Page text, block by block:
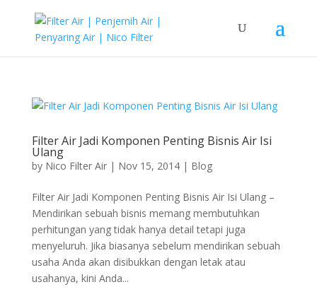
Filter Air Jadi Komponen Penting Bisnis Air Isi
Ulang
by Nico Filter Air| Nov 15, 2014| Blog
Filter Air Jadi Komponen Penting Bisnis Air Isi Ulang –
Mendirikan sebuah bisnis memang membutuhkan
perhitungan yang tidak hanya detail tetapi juga
menyeluruh. Jika biasanya sebelum mendirikan sebuah
usaha Anda akan disibukkan dengan letak atau
usahanya, kini Anda...